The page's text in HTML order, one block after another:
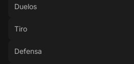
Duelos
Tiro
Defensa